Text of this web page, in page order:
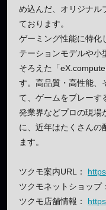
め込んだ、オリジナル
ております。
ゲーミング性能に特化
テーションモデルや小
そろえた「
す。高品質・高性能、
て、ゲームをプレーす
発業界などプロの現場
に、近年はたくさんの
ます。
ツクモ案内URL：
ツクモネットショップ
ツクモ店舗情報：